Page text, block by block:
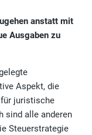
anstatt mit
Ausgaben zu
Aspekt, die
für juristische
sind alle anderen
Steuerstrategie